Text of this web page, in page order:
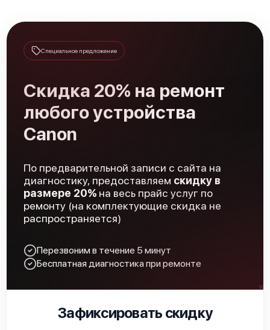
Canon imagePROGRAF iPF PRO-6000
Canon imagePROGRAF iPF PRO-4100S
Специальное предложение
Скидка 20% на ремонт
любого устройства
Canon
По предварительной записи с сайта на
диагностику, предоставляем скидку в
размере 20% на весь прайс услуг по
ремонту (на комплектующие скидка не
распространяется)
Перезвоним в течение 5 минут
Бесплатная диагностика при ремонте
Зафиксировать скидку